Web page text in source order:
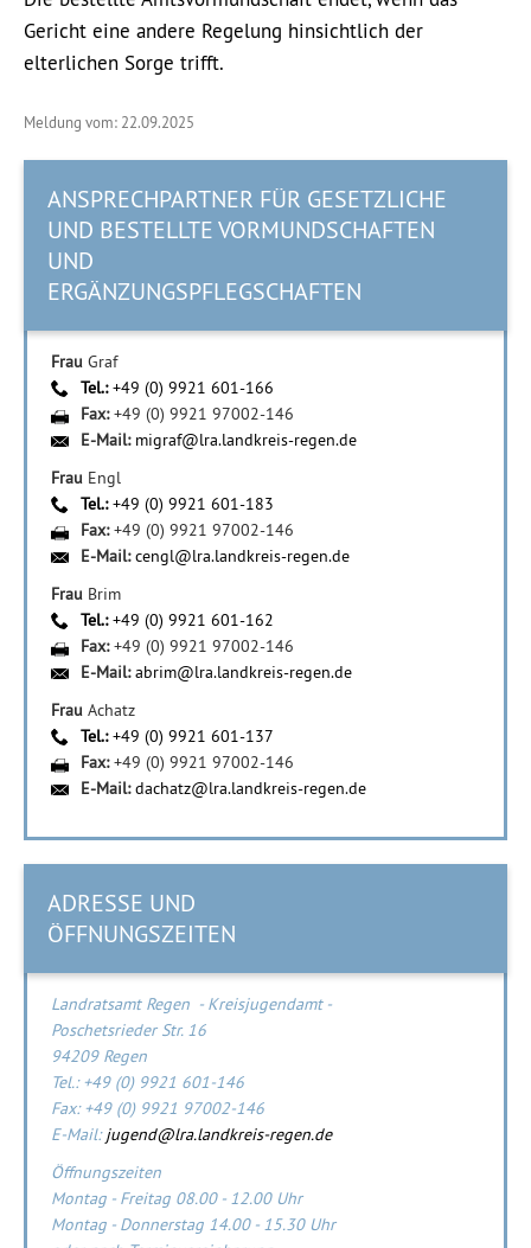
Gericht eine andere Regelung hinsichtlich der
elterlichen Sorge trifft.
Meldung vom: 22.09.2025
ANSPRECHPARTNER FÜR GESETZLICHE
UND BESTELLTE VORMUNDSCHAFTEN
UND
ERGÄNZUNGSPFLEGSCHAFTEN
Frau Graf
Tel.:+49 (0) 9921 601-166
Fax:+49 (0) 9921 97002-146
E-Mail: migraf@lra.landkreis-regen.de
Frau Engl
Tel.:+49 (0) 9921 601-183
Fax:+49 (0) 9921 97002-146
E-Mail:cengl@lra.landkreis-regen.de
Frau Brim
Tel.:+49 (0) 9921 601-162
Fax:+49 (0) 9921 97002-146
E-Mail:abrim@lra.landkreis-regen.de
Frau Achatz
Tel.:+49 (0) 9921 601-137
Fax:+49 (0) 9921 97002-146
E-Mail:dachatz@lra.landkreis-regen.de
ADRESSE UND
ÖFFNUNGSZEITEN
Landratsamt Regen - Kreisjugendamt -
Poschetsrieder Str. 16
94209 Regen
Tel.: +49 (0) 9921 601-146
Fax: +49 (0) 9921 97002-146
E-Mail:jugend@lra.landkreis-regen.de
Öffnungszeiten
Montag - Freitag 08.00 - 12.00 Uhr
Montag - Donnerstag 14.00 - 15.30 Uhr